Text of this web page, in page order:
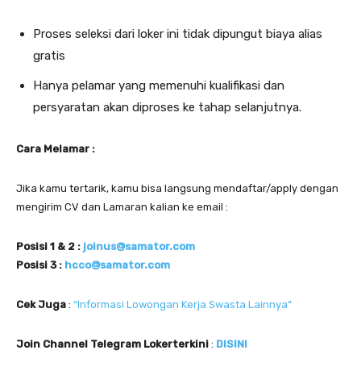
Proses seleksi dari loker ini tidak dipungut biaya alias
gratis
Hanya pelamar yang memenuhi kualifikasi dan
persyaratan akan diproses ke tahap selanjutnya.
Cara Melamar :
Jika kamu tertarik, kamu bisa langsung mendaftar/apply dengan
mengirim CV dan Lamaran kalian ke email :
Posisi 1 & 2 : joinus@samator.com
Posisi 3 : hcco@samator.com
Cek Juga : “Informasi Lowongan Kerja Swasta Lainnya”
Join Channel Telegram Lokerterkini : DISINI